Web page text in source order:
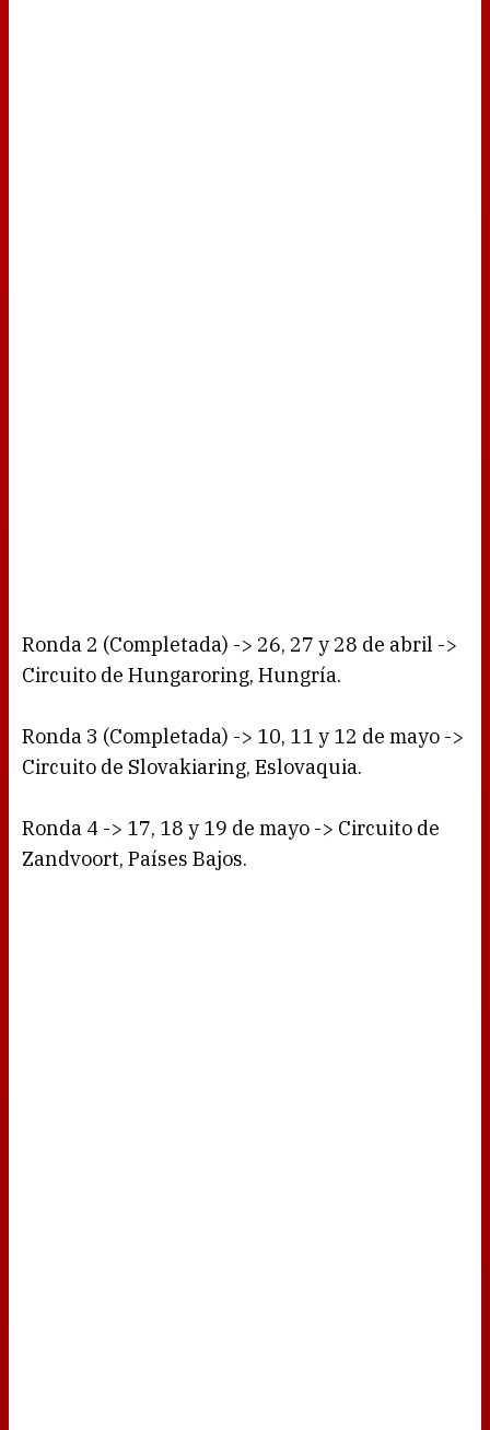
Ronda 2 (Completada) -> 26, 27 y 28 de abril ->
Circuito de Hungaroring, Hungría.
Ronda 3 (Completada) -> 10, 11 y 12 de mayo ->
Circuito de Slovakiaring, Eslovaquia.
Ronda 4 -> 17, 18 y 19 de mayo -> Circuito de
Zandvoort, Países Bajos.